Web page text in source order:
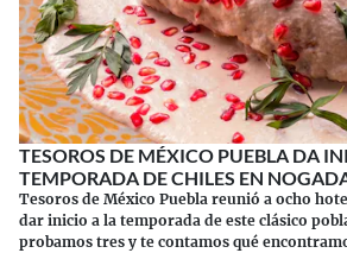
TESOROS DE MÉXICO PUEBLA DA
TEMPORADA DE CHILES EN
Tesoros de México Puebla reunió a ocho
dar inicio a la temporada de este clásico
probamos tres y te contamos qué